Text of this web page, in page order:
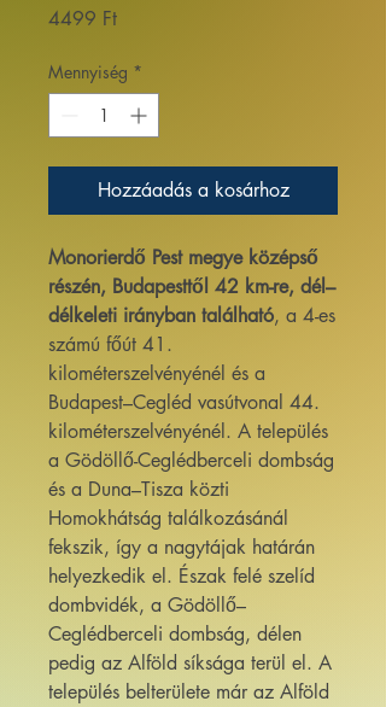
4499 FtÁr
Mennyiség *
Hozzáadás a kosárhoz
Monorierdő Pest megye középső
részén, Budapesttől 42 km-re, dél–
délkeleti irányban található, a 4-es
számú főút 41.
kilométerszelvényénél és a
Budapest–Cegléd vasútvonal 44.
kilométerszelvényénél. A település
a Gödöllő-Ceglédberceli dombság
és a Duna–Tisza közti
Homokhátság találkozásánál
fekszik, így a nagytájak határán
helyezkedik el. Észak felé szelíd
dombvidék, a Gödöllő–
Ceglédberceli dombság, délen
pedig az Alföld síksága terül el. A
település belterülete már az Alföld